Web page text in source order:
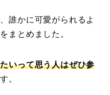
誰かに可愛がられるよ
まとめました。
いって思う人はぜひ参
。